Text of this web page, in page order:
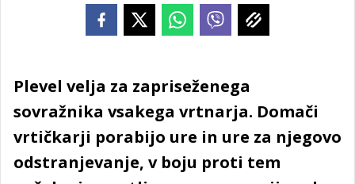
Plevel velja za zapriseženega
sovražnika vsakega vrtnarja. Domači
vrtičkarji porabijo ure in ure za njegovo
odstranjevanje, v boju proti tem